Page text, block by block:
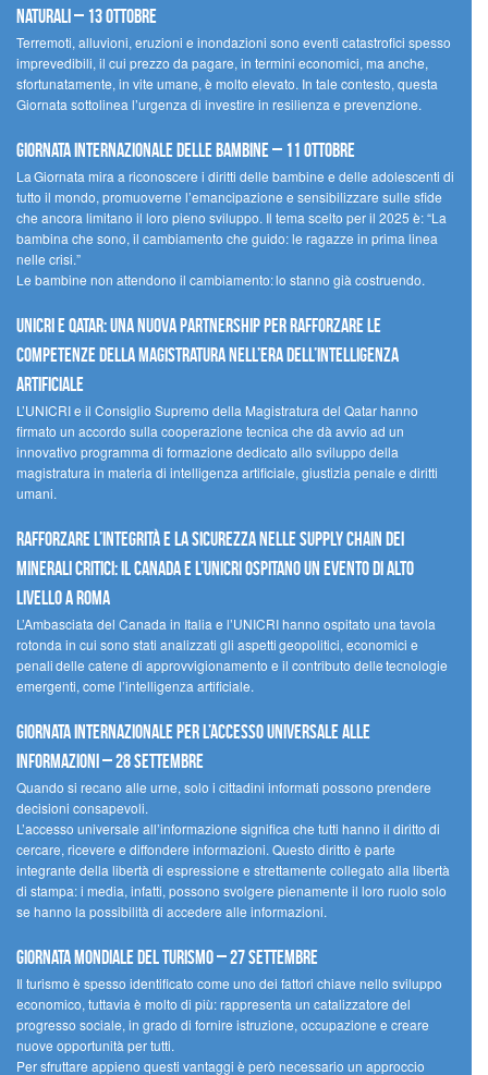
naturali – 13 ottobre
Terremoti, alluvioni, eruzioni e inondazioni sono eventi catastrofici spesso
imprevedibili, il cui prezzo da pagare, in termini economici, ma anche,
sfortunatamente, in vite umane, è molto elevato. In tale contesto, questa
Giornata sottolinea l’urgenza di investire in resilienza e prevenzione.
Giornata internazionale delle bambine – 11 ottobre
La Giornata mira a riconoscere i diritti delle bambine e delle adolescenti di
tutto il mondo, promuoverne l’emancipazione e sensibilizzare sulle sfide
che ancora limitano il loro pieno sviluppo. Il tema scelto per il 2025 è: “La
bambina che sono, il cambiamento che guido: le ragazze in prima linea
nelle crisi.”
Le bambine non attendono il cambiamento: lo stanno già costruendo.
UNICRI e Qatar: una nuova partnership per rafforzare le
competenze della magistratura nell’era dell’intelligenza
artificiale
L’UNICRI e il Consiglio Supremo della Magistratura del Qatar hanno
firmato un accordo sulla cooperazione tecnica che dà avvio ad un
innovativo programma di formazione dedicato allo sviluppo della
magistratura in materia di intelligenza artificiale, giustizia penale e diritti
umani.
Rafforzare l’integrità e la sicurezza nelle supply chain dei
minerali critici: il Canada e l’UNICRI ospitano un evento di alto
livello a Roma
L’Ambasciata del Canada in Italia e l’UNICRI hanno ospitato una tavola
rotonda in cui sono stati analizzati gli aspetti geopolitici, economici e
penali delle catene di approvvigionamento e il contributo delle tecnologie
emergenti, come l’intelligenza artificiale.
Giornata internazionale per l’accesso universale alle
informazioni – 28 settembre
Quando si recano alle urne, solo i cittadini informati possono prendere
decisioni consapevoli.
L’accesso universale all’informazione significa che tutti hanno il diritto di
cercare, ricevere e diffondere informazioni. Questo diritto è parte
integrante della libertà di espressione e strettamente collegato alla libertà
di stampa: i media, infatti, possono svolgere pienamente il loro ruolo solo
se hanno la possibilità di accedere alle informazioni.
Giornata mondiale del turismo – 27 settembre
Il turismo è spesso identificato come uno dei fattori chiave nello sviluppo
economico, tuttavia è molto di più: rappresenta un catalizzatore del
progresso sociale, in grado di fornire istruzione, occupazione e creare
nuove opportunità per tutti.
Per sfruttare appieno questi vantaggi è però necessario un approccio